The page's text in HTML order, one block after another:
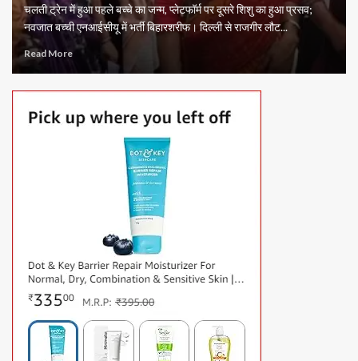
चलती ट्रेन में हुआ पहले बच्चे का जन्म, प्लेटफॉर्म पर दूसरे शिशु का हुआ प्रसव;
नवजात बच्ची एनआईसीयू में भर्ती बिहारशरीफ। दिल्ली से राजगीर लौट...
Read More